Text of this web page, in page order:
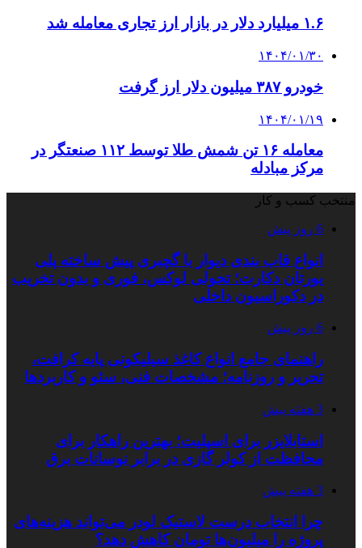
۱.۶ میلیارد دلار در بازار ارز تجاری معامله شد
۱۴۰۴/۰۱/۳۰
خودرو ۳۸۷ میلیون دلار ارز گرفت
۱۴۰۴/۰۱/۱۹
معامله ۱۶ تن شمش طلا توسط ۱۱۲ صنعتگر در
مرکز مبادله
منتخب کسب و کار
6 روز پیش
انواع قاب بندی دیوار با گچبری پیش ساخته پلی
یورتان دکارت؛ تحولی لوکس، فوری و بدون تخریب
در دکوراسیون داخلی
6 روز پیش
راهنمای جامع انواع کاغذ سیلیکونی پایه کرافت،
تحریر و روزنامه؛ مشخصات فنی، سئو و کاربردها
3 هفته پیش
استابلایزر برای اسپلیت؛ بهترین راهکار برای
محافظت از کولر گازی در برابر نوسانات برق
3 هفته پیش
چرا انتخاب درست لاستیک لودر می‌تواند هزینه‌های
پروژه را میلیون‌ها تومان کاهش دهد؟